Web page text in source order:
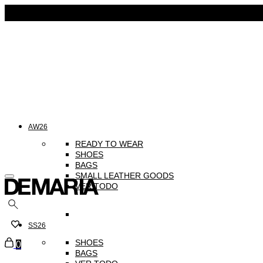
AW26
READY TO WEAR
⁠SHOES
BAGS
SMALL LEATHER GOODS
VER TODO
SS26
SHOES
BAGS
Carrito
0